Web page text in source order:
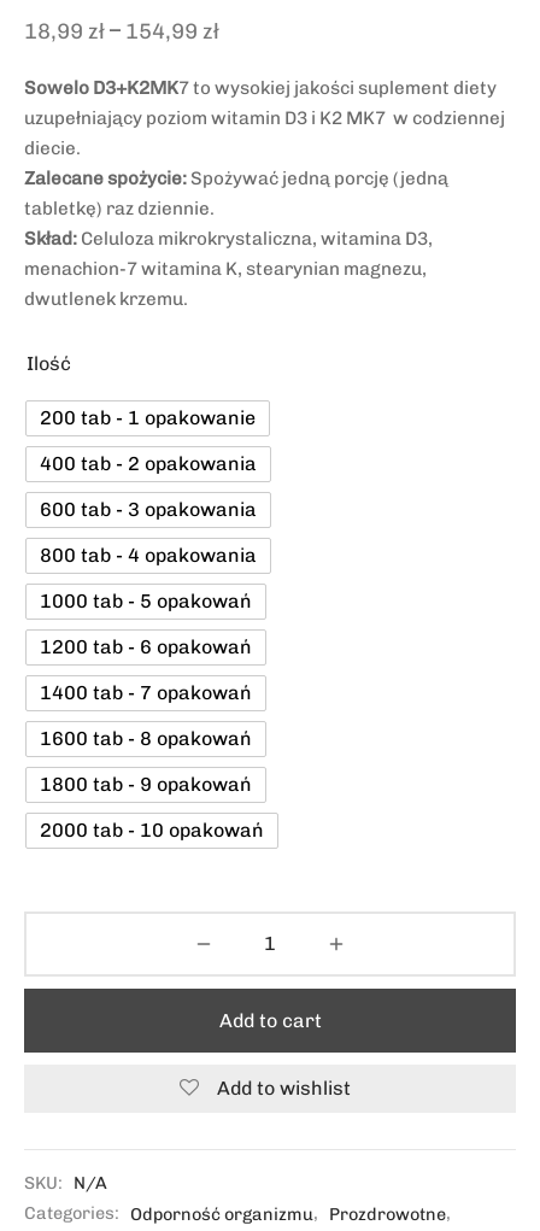
18,99 zł– 154,99 zł
Sowelo D3+K2MK7 to wysokiej jakości suplement diety
uzupełniający poziom witamin D3 i K2 MK7 w codziennej
diecie.
Zalecane spożycie: Spożywać jedną porcję (jedną
tabletkę) raz dziennie.
Skład: Celuloza mikrokrystaliczna, witamina D3,
menachion-7 witamina K, stearynian magnezu,
dwutlenek krzemu.
Ilość
200 tab - 1 opakowanie
400 tab - 2 opakowania
600 tab - 3 opakowania
800 tab - 4 opakowania
1000 tab - 5 opakowań
1200 tab - 6 opakowań
1400 tab - 7 opakowań
1600 tab - 8 opakowań
1800 tab - 9 opakowań
2000 tab - 10 opakowań
Add to cart
Add to wishlist
SKU:
N/A
Categories:
Odporność organizmu, Prozdrowotne,